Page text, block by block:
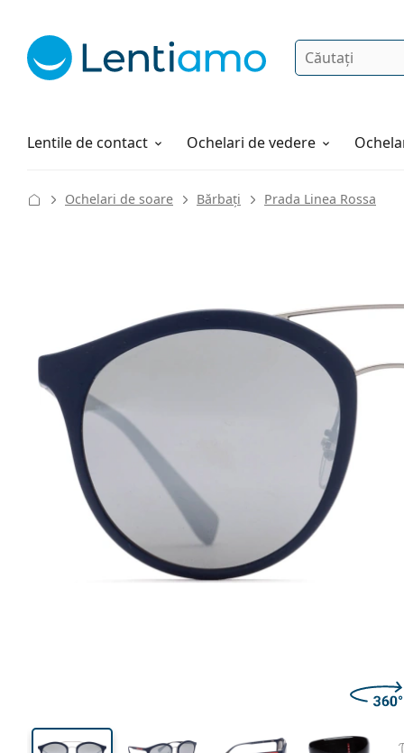
Căutare
Lentile de contact
Soluții Ochelari de vedere
Cum comandați
Ochelari de soare Bărbați Prada Linea Rossa
48 mm
Înălțime lentilă Lățimea lentilei